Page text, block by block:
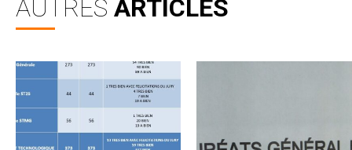
AUTRES ARTICLES